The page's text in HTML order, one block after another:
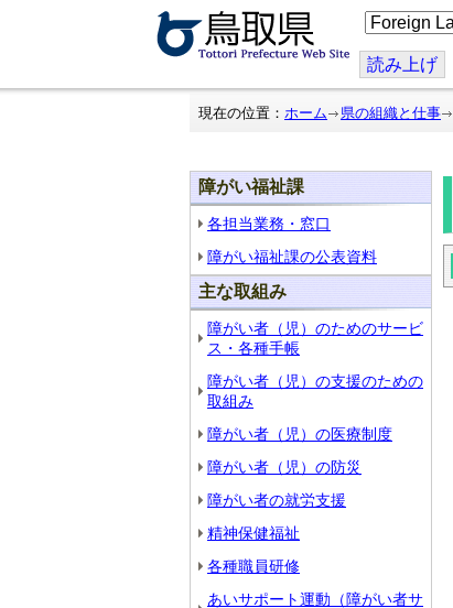
こ
の
ジ
を
翻
読み上げ
現在の位置： ホーム 県の組織と仕事
障がい福祉課
各担当業務・窓口
障がい福祉課の公表資料
主な取組み
障がい者（児）のためのサービ
ス・各種手帳
障がい者（児）の支援のための
取組み
障がい者（児）の医療制度
障がい者（児）の防災
障がい者の就労支援
精神保健福祉
各種職員研修
あいサポート運動（障がい者サ